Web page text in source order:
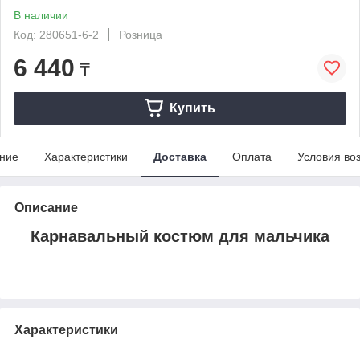
В наличии
Код: 280651-6-2
Розница
6 440 ₸
Купить
Характеристики Доставка Оплата Условия
Описание
Карнавальный костюм для мальчика
Характеристики